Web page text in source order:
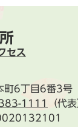
セス
町6丁目6番3号
1111
（代表